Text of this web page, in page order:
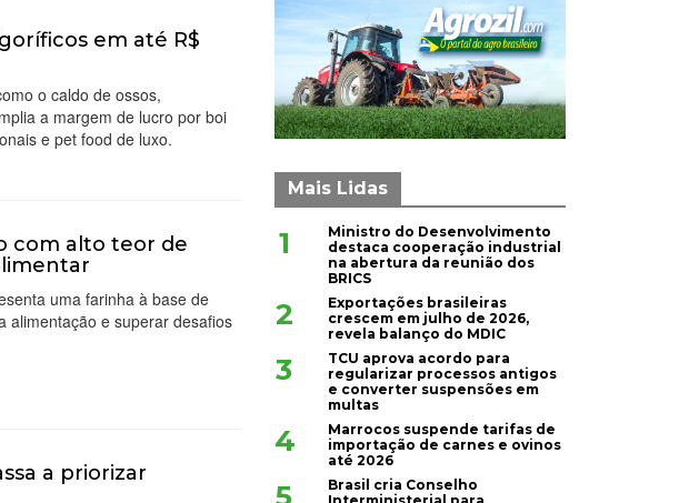
em até R$
o caldo de ossos,
a margem de lucro por boi
e pet food de luxo.
com alto teor de
uma farinha à base de
alimentação e superar desafios
a priorizar
Mais Lidas
1
Ministro do Desenvolvimento
destaca cooperação industrial
na abertura da reunião dos
BRICS
2
Exportações brasileiras
crescem em julho de 2026,
revela balanço do MDIC
3
TCU aprova acordo para
regularizar processos antigos
e converter suspensões em
multas
4
Marrocos suspende tarifas de
importação de carnes e ovinos
até 2026
Brasil cria Conselho